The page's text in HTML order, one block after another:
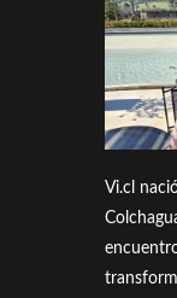
Vi.cl